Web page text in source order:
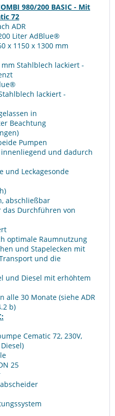
980/200 BASIC - Mit
72
ADR
Liter AdBlue®
x 1150 x 1300 mm
Stahlblech lackiert -
lackiert -
in
Beachtung
Pumpen
und dadurch
und Leckagesonde
abschließbar
Durchführen von
optimale Raumnutzung
und Stapelecken mit
und die
und Diesel mit erhöhtem
alle 30 Monate (siehe ADR
b)
Cematic 72, 230V,
25